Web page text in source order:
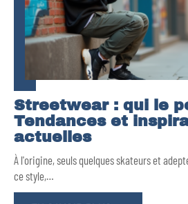
Streetwear : qui le
Tendances et
actuelles
À l'origine, seuls quelques skateurs et
ce style,…